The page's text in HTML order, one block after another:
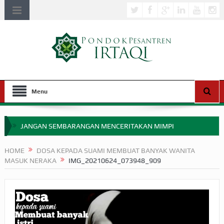
Menu
JANGAN SEMBARANGAN MENCERITAKAN MIMPI
MIMPI YANG DIABAIKAN MENJELANG PERANG BADAR
SEBELUM TIBA SAAT WAJIB?
HAKIKAT NIKMAT DI DUNIA!
HOME
DOSA KEPADA SUAMI MEMBUAT BANYAK WANITA
MASUK NERAKA
IMG_20210624_073948_909